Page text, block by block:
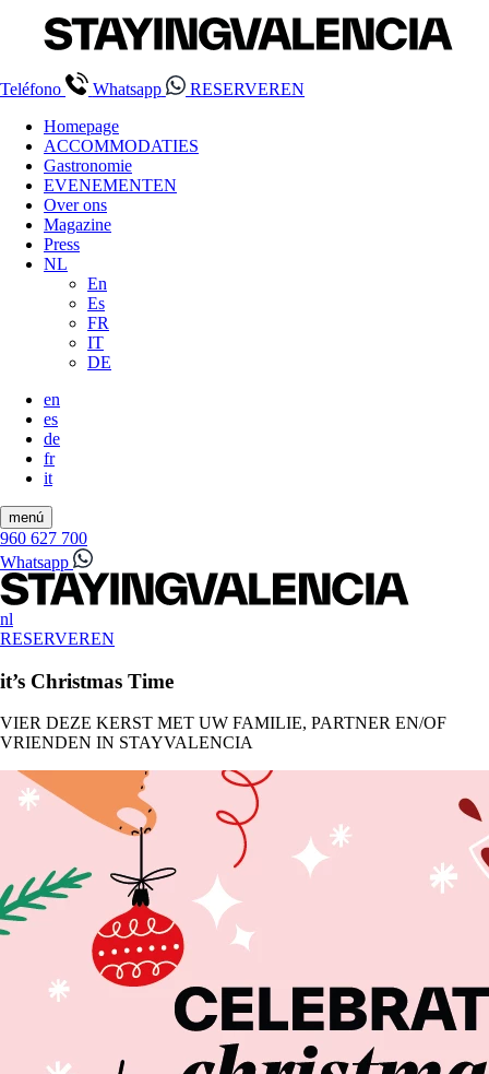
Teléfono Whatsapp
RESERVEREN
Homepage
ACCOMMODATIES
Gastronomie
EVENEMENTEN
Over ons
Magazine
Press
NL
En
Es
FR
IT
DE
en
es
de
fr
it
menú
960 627 700
Whatsapp
nl
RESERVEREN
it’s Christmas Time
VIER DEZE KERST MET UW FAMILIE, PARTNER EN/OF
VRIENDEN IN STAYVALENCIA